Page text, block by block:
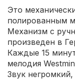
Это
полированным
Механизм с
произведен в
Каждые 15
мелодия
Звук